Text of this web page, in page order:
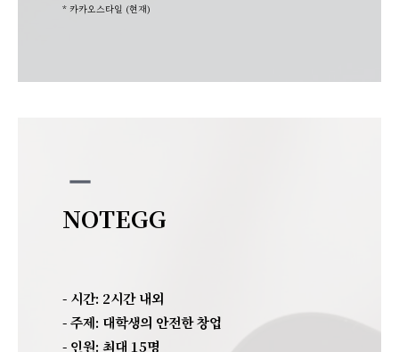
* 카카오스타일 (현재)
remove
NOTEGG
- 시간: 2시간 내외
- 주제: 대학생의 안전한 창업
- 인원: 최대 15명